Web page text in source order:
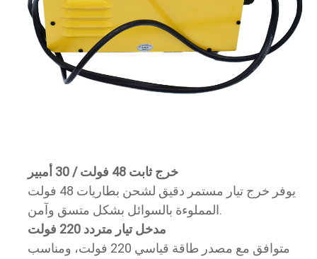
خرج ثابت 48 فولت / 30 أمبير
يوفر خرج تيار مستمر دقيق لشحن بطاريات 48 فولت
المملوءة بالسوائل بشكل متسق وآمن.
مدخل تيار متردد 220 فولت
متوافق مع مصدر طاقة قياسي 220 فولت، ومناسب